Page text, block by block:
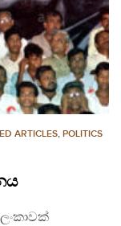
ARTICLES, POLITICS